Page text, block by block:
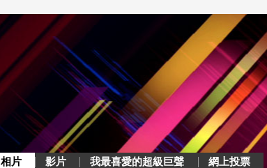
相片 影片 我最喜愛的超級巨聲 網上投票